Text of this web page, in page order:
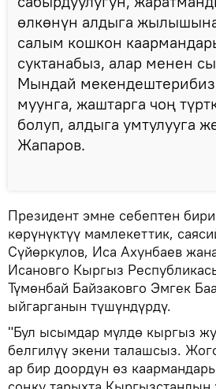
өлкөнүн алдыга
салым кошкон
суктанабыз, алар менен
Мындай
муунга, жаштарга чоң
болуп, алдыга умтулууга
Жапаров.
Президент эмне себептен
көрүнүктүү мамлекеттик,
Сүйөркулов, Иса Ахунбаев
Исановго Кыргыз
Түмөнбай Байзаковго Эмгек
ыйгарганын түшүндүрдү.
"Бул ысымдар мүлдө кыргыз
белгилүү экени талашсыз.
ар бир доордун өз